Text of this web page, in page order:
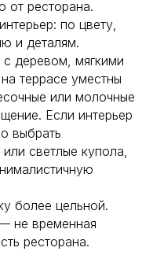
от ресторана.
по цвету,
и деталям.
с деревом, мягкими
террасе уместны
или молочные
Если интерьер
выбрать
светлые купола,
более цельной.
не временная
ресторана.